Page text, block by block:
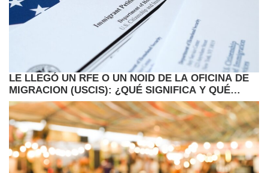
LE LLEGÓ UN RFE O UN NOID DE LA OFICINA DE
MIGRACION (USCIS): ¿QUÉ SIGNIFICA Y QUÉ
DEBE HACER AHORA?